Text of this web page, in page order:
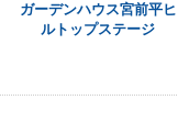
ガーデンハウス宮前平ヒ
ルトップステージ